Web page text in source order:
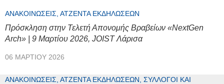
ΑΝΑΚΟΙΝΏΣΕΙΣ, ΑΤΖΈΝΤΑ ΕΚΔΗΛΏΣΕΩΝ
Πρόσκληση στην Τελετή Απονομής Βραβείων «NextGen
Arch» | 9 Μαρτίου 2026, JOIST Λάρισα
06 ΜΑΡΤΊΟΥ 2026
ΑΝΑΚΟΙΝΏΣΕΙΣ, ΑΤΖΈΝΤΑ ΕΚΔΗΛΏΣΕΩΝ, ΣΎΛΛΟΓΟΙ ΚΑΙ